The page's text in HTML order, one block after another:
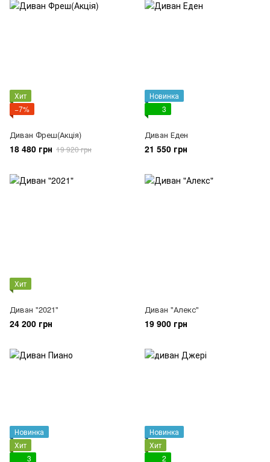
Хит
−7%
Диван Фреш(Акція)
18 480 грн 19 920 грн
Новинка
3
Диван Еден
21 550 грн
Хит
Диван "2021"
24 200 грн
Диван "Алекс"
19 900 грн
Новинка
Хит
3
Новинка
Хит
2